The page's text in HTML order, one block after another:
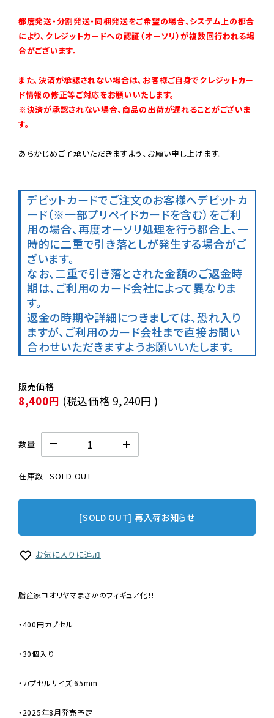
都度発送・分割発送・同梱発送をご希望の場合、システム上の都合
により、クレジットカードへの認証（オーソリ）が複数回行われる場
合がございます。
また、決済が承認されない場合は、お客様ご自身でクレジットカー
ド情報の修正等ご対応をお願いいたします。
※決済が承認されない場合、商品の出荷が遅れることがございま
す。
あらかじめご了承いただきますよう、お願い申し上げます。
デビットカードでご注文のお客様へデビットカ
ード（※一部プリペイドカードを含む）をご利
用の場合、再度オーソリ処理を行う都合上、一
時的に二重で引き落としが発生する場合がご
ざいます。
なお、二重で引き落とされた金額のご返金時
期は、ご利用のカード会社によって異なりま
す。
返金の時期や詳細につきましては、恐れ入り
ますが、ご利用のカード会社まで直接お問い
合わせいただきますようお願いいたします。
8,400円 (税込価格 9,240円 )
数量
在庫数 SOLD OUT
[SOLD OUT] 再入荷お知らせ
お気に入りに追加
脂産家コオリヤマまさかのフィギュア化！!
・400円カプセル
・30個入り
・カプセルサイズ:65mm
・2025年8月発売予定